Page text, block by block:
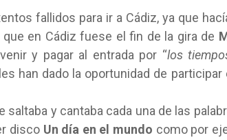
fallidos para ir a Cádiz, ya que
en Cádiz fuese el fin de la gira de
y pagar al entrada por “los
han dado la oportunidad de participar
y cantaba cada una de las
discoUn día en el mundo como por